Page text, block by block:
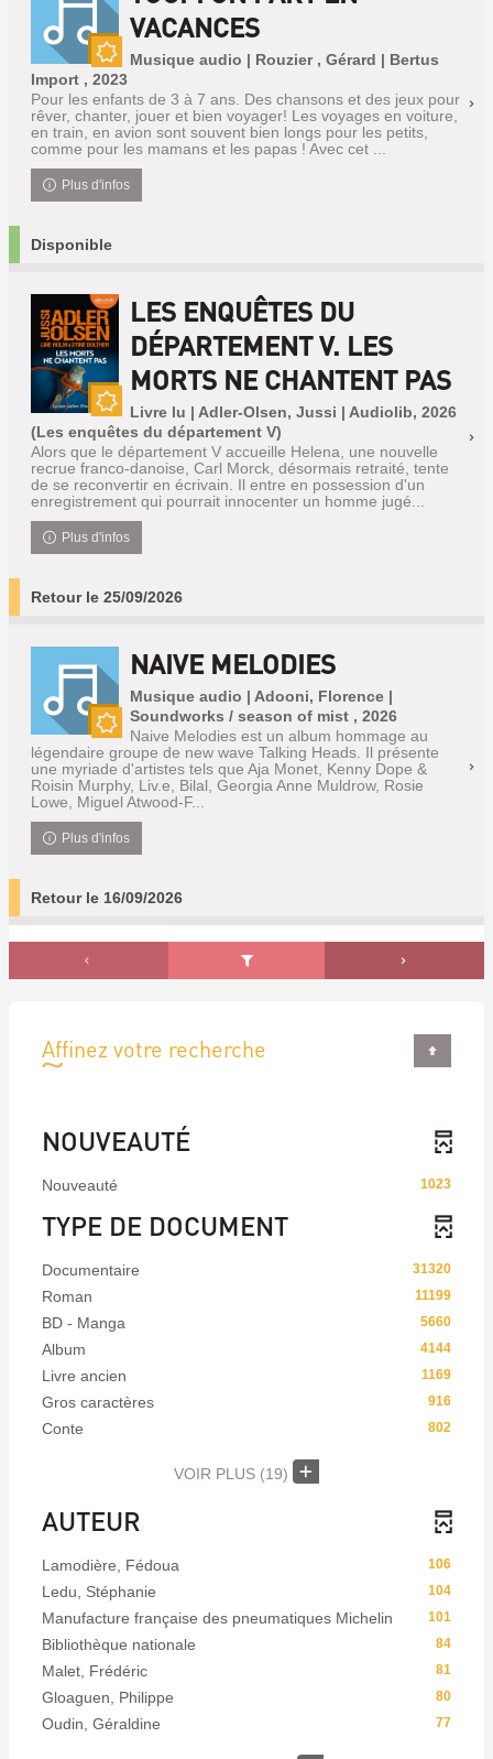
Nouveauté
VACANCES
Musique audio | Rouzier , Gérard | Bertus
Import , 2023
Pour les enfants de 3 à 7 ans. Des chansons et des jeux pour
rêver, chanter, jouer et bien voyager! Les voyages en voiture,
en train, en avion sont souvent bien longs pour les petits,
comme pour les mamans et les papas ! Avec cet ...
Plus d'infos
Disponible
Nouveauté
LES ENQUÊTES DU
DÉPARTEMENT V. LES
MORTS NE CHANTENT PAS
Livre lu | Adler-Olsen, Jussi | Audiolib, 2026
(Les enquêtes du département V)
Alors que le département V accueille Helena, une nouvelle
recrue franco-danoise, Carl Morck, désormais retraité, tente
de se reconvertir en écrivain. Il entre en possession d'un
enregistrement qui pourrait innocenter un homme jugé...
Plus d'infos
Retour le 25/09/2026
Nouveauté
NAIVE MELODIES
Musique audio | Adooni, Florence |
Soundworks / season of mist , 2026
Naive Melodies est un album hommage au
légendaire groupe de new wave Talking Heads. Il présente
une myriade d'artistes tels que Aja Monet, Kenny Dope &
Roisin Murphy, Liv.e, Bilal, Georgia Anne Muldrow, Rosie
Lowe, Miguel Atwood-F...
Plus d'infos
Retour le 16/09/2026
Affinez votre recherche
NOUVEAUTÉ
1023
Nouveauté
TYPE DE DOCUMENT
31320
Documentaire
11199
Roman
5660
BD - Manga
4144
Album
1169
Livre ancien
916
Gros caractères
802
Conte
VOIR PLUS (19)
AUTEUR
106
Lamodière, Fédoua
104
Ledu, Stéphanie
101
Manufacture française des pneumatiques Michelin
84
Bibliothèque nationale
81
Malet, Frédéric
80
Gloaguen, Philippe
77
Oudin, Géraldine